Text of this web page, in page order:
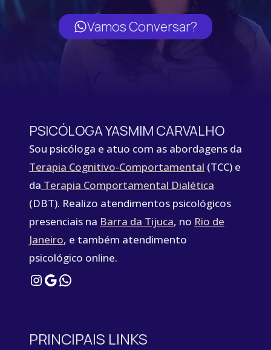
Vamos Conversar?
PSICÓLOGA YASMIM CARVALHO
Sou psicóloga e atuo com as abordagens da
Terapia Cognitivo-Comportamental (TCC) e
da Terapia Comportamental Dialética
(DBT). Realizo atendimentos psicológicos
presenciais na Barra da Tijuca, no Rio de
Janeiro, e também atendimento
psicológico online.
Instagram
Google
WhatsApp
PRINCIPAIS LINKS